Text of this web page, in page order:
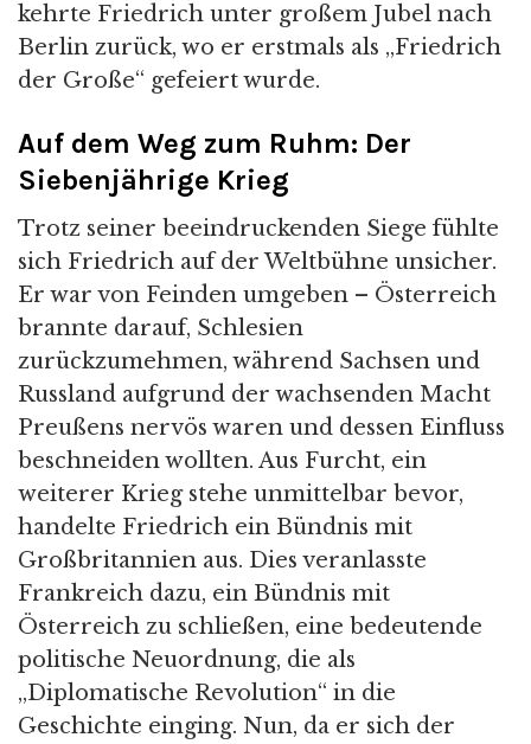
kehrte Friedrich unter großem Jubel nach
Berlin zurück, wo er erstmals als „Friedrich
der Große“ gefeiert wurde.
Auf dem Weg zum Ruhm: Der
Siebenjährige Krieg
Trotz seiner beeindruckenden Siege fühlte
sich Friedrich auf der Weltbühne unsicher.
Er war von Feinden umgeben – Österreich
brannte darauf, Schlesien
zurückzumehmen, während Sachsen und
Russland aufgrund der wachsenden Macht
Preußens nervös waren und dessen Einfluss
beschneiden wollten. Aus Furcht, ein
weiterer Krieg stehe unmittelbar bevor,
handelte Friedrich ein Bündnis mit
Großbritannien aus. Dies veranlasste
Frankreich dazu, ein Bündnis mit
Österreich zu schließen, eine bedeutende
politische Neuordnung, die als
„Diplomatische Revolution“ in die
Geschichte einging. Nun, da er sich der